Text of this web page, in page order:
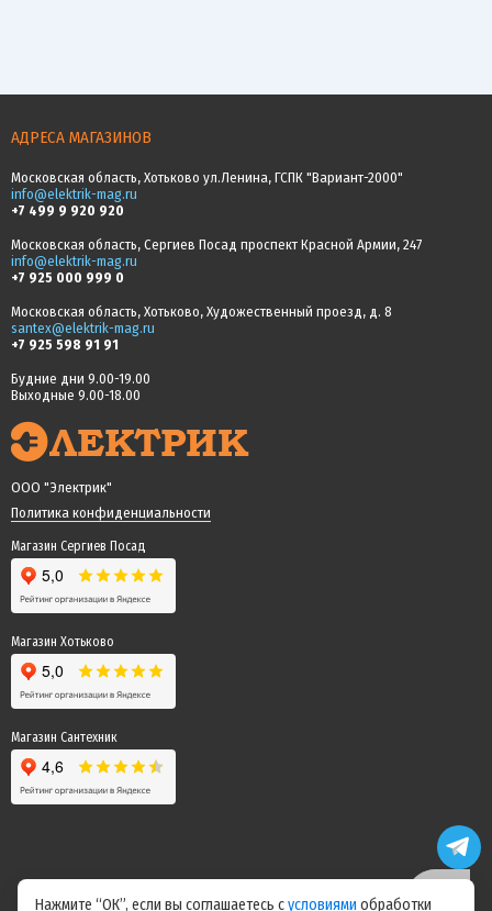
АДРЕСА МАГАЗИНОВ
Московская область, Хотьково ул.Ленина, ГСПК "Вариант-2000"
info@elektrik-mag.ru
+7 499 9 920 920
Московская область, Сергиев Посад проспект Красной Армии, 247
info@elektrik-mag.ru
+7 925 000 999 0
Московская область, Хотьково, Художественный проезд, д. 8
santex@elektrik-mag.ru
+7 925 598 91 91
Будние дни 9.00-19.00
Выходные 9.00-18.00
ООО "Электрик"
Политика конфиденциальности
Магазин Сергиев Посад
Магазин Хотьково
Магазин Сантехник
Нажмите “ОК”, если вы соглашаетесь сусловиями обработки